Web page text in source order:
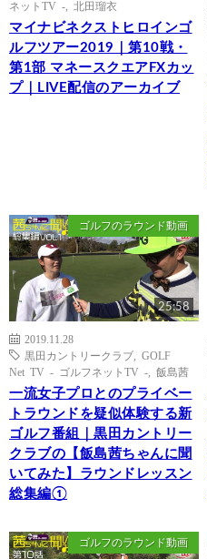
ネットTV - 北田瑠衣
マイナビネクストヒロインゴ
ルフツアー2019｜第10戦・
第1部 マネースクエアFXカッ
プ｜LIVE配信のアーカイブ
ゴルフのラウンド動画
25:58
2019.11.28
黒田カントリークラブ
GOLF
Net TV - ゴルフネットTV -
飯島茜
一流女子プロとのプライベー
トラウンドを疑似体験する新
ゴルフ番組｜黒田カントリー
クラブの【飯島茜ちゃんに聞
いてみた】ラウンドレッスン
総集編①
ゴルフのラウンド動画